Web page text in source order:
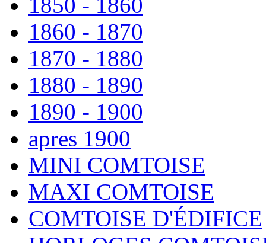
1850 - 1860
1860 - 1870
1870 - 1880
1880 - 1890
1890 - 1900
apres 1900
MINI COMTOISE
MAXI COMTOISE
COMTOISE D'ÉDIFICE